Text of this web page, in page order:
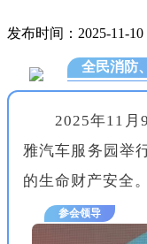
发布时间：2025-11-10
全民消防
2025年11月
雅汽车服务园举
的生命财产安全。
参会领导